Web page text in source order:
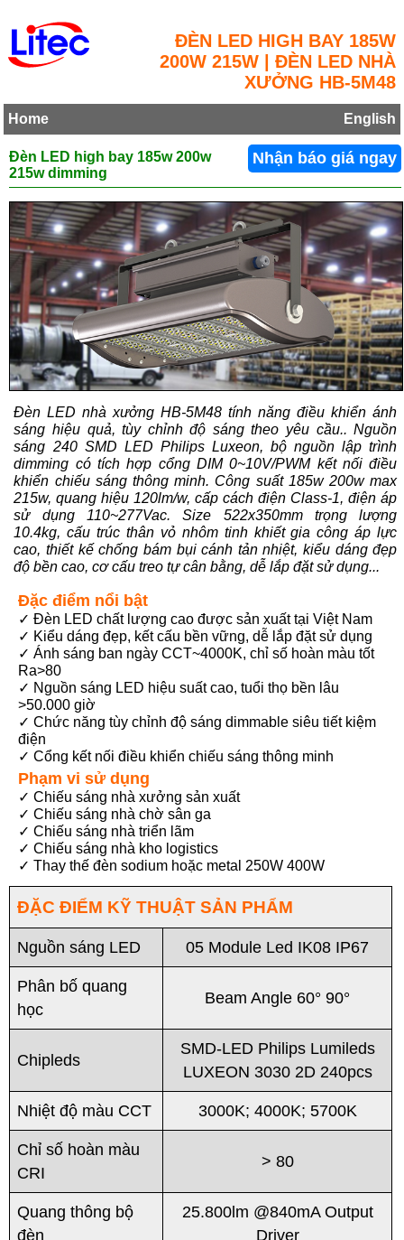
ĐÈN LED HIGH BAY 185W
200W 215W | ĐÈN LED NHÀ
XƯỞNG HB-5M48
Home English
Nhận báo giá ngay
Đèn LED high bay 185w 200w
215w dimming
Đèn LED nhà xưởng HB-5M48 tính năng điều khiển ánh
sáng hiệu quả, tùy chỉnh độ sáng theo yêu cầu.. Nguồn
sáng 240 SMD LED Philips Luxeon, bộ nguồn lập trình
dimming có tích hợp cổng DIM 0~10V/PWM kết nối điều
khiển chiếu sáng thông minh. Công suất 185w 200w max
215w, quang hiệu 120lm/w, cấp cách điện Class-1, điện áp
sử dụng 110~277Vac. Size 522x350mm trọng lượng
10.4kg, cấu trúc thân vỏ nhôm tinh khiết gia công áp lực
cao, thiết kế chống bám bụi cánh tản nhiệt, kiểu dáng đẹp
độ bền cao, cơ cấu treo tự cân bằng, dễ lắp đặt sử dụng...
Đặc điểm nổi bật
✓ Đèn LED chất lượng cao được sản xuất tại Việt Nam
✓ Kiểu dáng đẹp, kết cấu bền vững, dễ lắp đặt sử dụng
✓ Ánh sáng ban ngày CCT~4000K, chỉ số hoàn màu tốt
Ra>80
✓ Nguồn sáng LED hiệu suất cao, tuổi thọ bền lâu
>50.000 giờ
✓ Chức năng tùy chỉnh độ sáng dimmable siêu tiết kiệm
điện
✓ Cổng kết nối điều khiển chiếu sáng thông minh
Phạm vi sử dụng
✓ Chiếu sáng nhà xưởng sản xuất
✓ Chiếu sáng nhà chờ sân ga
✓ Chiếu sáng nhà triển lãm
✓ Chiếu sáng nhà kho logistics
✓ Thay thế đèn sodium hoặc metal 250W 400W
ĐẶC ĐIỂM KỸ THUẬT SẢN PHẨM
Nguồn sáng LED 05 Module Led IK08 IP67
Phân bố quang
học
Beam Angle 60° 90°
Chipleds
SMD-LED Philips Lumileds
LUXEON 3030 2D 240pcs
Nhiệt độ màu CCT 3000K; 4000K; 5700K
Chỉ số hoàn màu
CRI
> 80
Quang thông bộ
đèn
25.800lm @840mA Output
Driver